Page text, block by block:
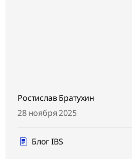
Ростислав Братухин
28 ноября 2025
Блог IBS